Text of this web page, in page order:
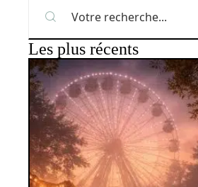
Les plus récents